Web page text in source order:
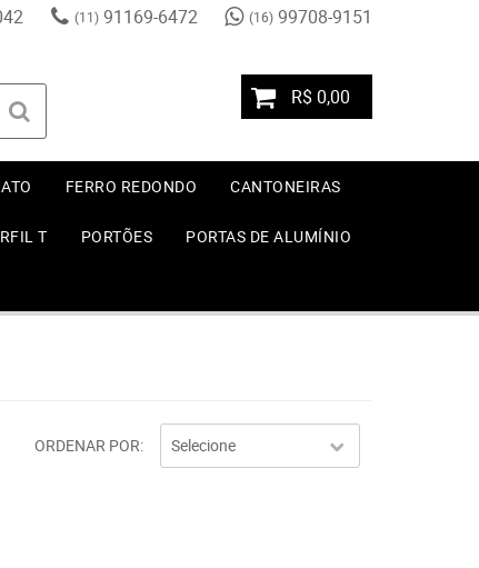
(11)91169-6472 (16)99708-9151
R$ 0,00
FERRO REDONDO CANTONEIRAS
T PORTÕES PORTAS DE ALUMÍNIO
ORDENAR POR Selecione